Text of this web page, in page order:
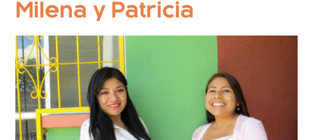
Milena y Patricia